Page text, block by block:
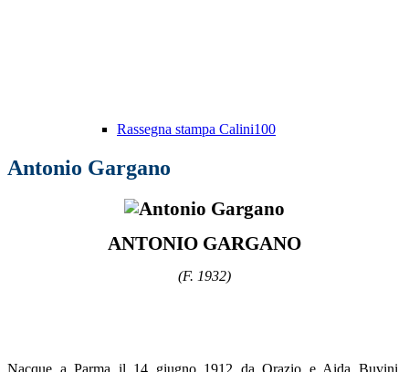
Rassegna stampa Calini100
Antonio Gargano
ANTONIO GARGANO
(F. 1932)